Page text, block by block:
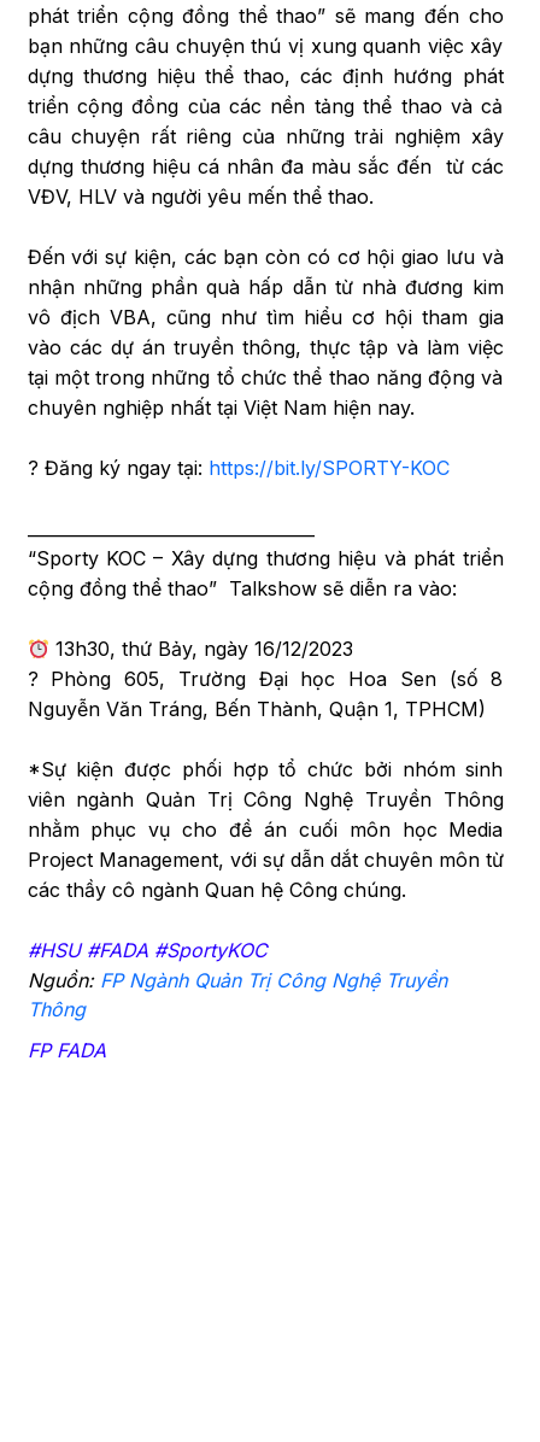
phát triển cộng đồng thể thao” sẽ mang đến cho
bạn những câu chuyện thú vị xung quanh việc xây
dựng thương hiệu thể thao, các định hướng phát
triển cộng đồng của các nền tảng thể thao và cả
câu chuyện rất riêng của những trải nghiệm xây
dựng thương hiệu cá nhân đa màu sắc đến từ các
VĐV, HLV và người yêu mến thể thao.
Đến với sự kiện, các bạn còn có cơ hội giao lưu và
nhận những phần quà hấp dẫn từ nhà đương kim
vô địch VBA, cũng như tìm hiểu cơ hội tham gia
vào các dự án truyền thông, thực tập và làm việc
tại một trong những tổ chức thể thao năng động và
chuyên nghiệp nhất tại Việt Nam hiện nay.
? Đăng ký ngay tại: https://bit.ly/SPORTY-KOC
“Sporty KOC – Xây dựng thương hiệu và phát triển
cộng đồng thể thao” Talkshow sẽ diễn ra vào:
13h30, thứ Bảy, ngày 16/12/2023
? Phòng 605, Trường Đại học Hoa Sen (số 8
Nguyễn Văn Tráng, Bến Thành, Quận 1, TPHCM)
*Sự kiện được phối hợp tổ chức bởi nhóm sinh
viên ngành Quản Trị Công Nghệ Truyền Thông
nhằm phục vụ cho đề án cuối môn học Media
Project Management, với sự dẫn dắt chuyên môn từ
các thầy cô ngành Quan hệ Công chúng.
#HSU #FADA #SportyKOC
Nguồn: FP Ngành Quản Trị Công Nghệ Truyền
Thông
FP FADA